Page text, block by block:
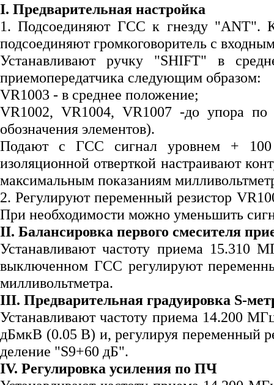
I. Предварительная настройка
1. Подсоединяют ГСС к гнезду "ANT".
подсоединяют громкоговоритель с
Устанавливают ручку "SHIFT" в
приемопередатчика следующим образом:
VR1003 - в среднее положение;
VR1002, VR1004, VR1007 -до упора по
обозначения элементов).
Подают с ГСС сигнал уровнем +
изоляционной отверткой настраивают
максимальным показаниям
2. Регулируют переменный резистор
При необходимости можно уменьшить
II. Балансировка первого смесителя
Устанавливают частоту приема
выключенном ГСС регулируют
милливольтметра.
III. Предварительная градуировка S-
Устанавливают частоту приема 14.200
дБмкВ (0.05 В) и, регулируя переменный
деление "S9+60 дБ".
IV. Регулировка усиления по ПЧ